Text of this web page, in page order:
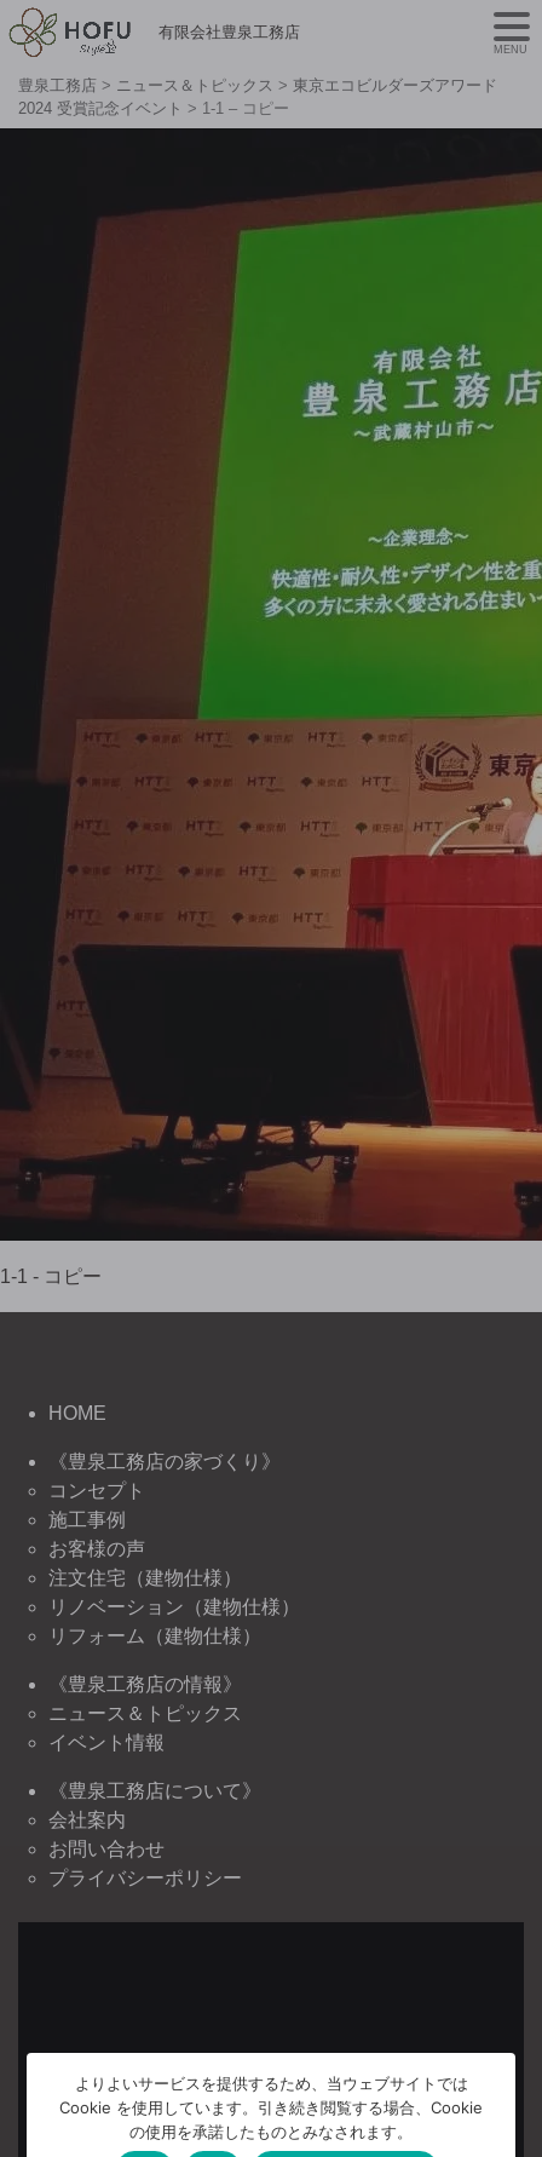
有限会社豊泉工務店
豊泉工務店 > ニュース＆トピックス > 東京エコビルダーズアワード
2024 受賞記念イベント > 1-1 – コピー
1-1 - コピー
MENU
HOME
《豊泉工務店の家づくり》
コンセプト
施工事例
お客様の声
注文住宅（建物仕様）
リノベーション（建物仕様）
リフォーム（建物仕様）
《豊泉工務店の情報》
ニュース＆トピックス
イベント情報
《豊泉工務店について》
会社案内
お問い合わせ
プライバシーポリシー
よりよいサービスを提供するため、当ウェブサイトでは
Cookie を使用しています。引き続き閲覧する場合、Cookie
の使用を承諾したものとみなされます。